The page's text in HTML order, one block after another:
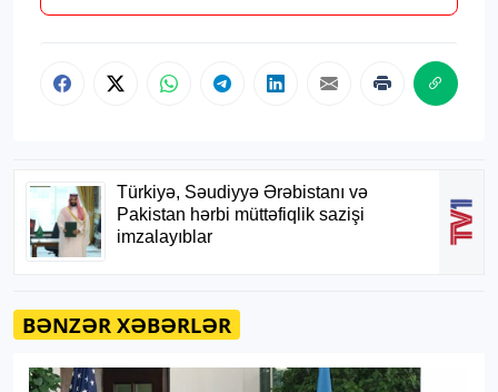
BƏNZƏR XƏBƏRLƏR